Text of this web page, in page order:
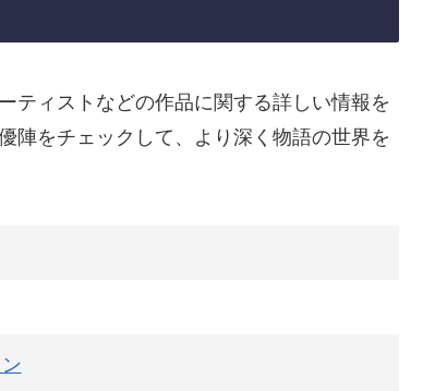
ティストなどの作品に関する詳しい情報を
陣をチェックして、より深く物語の世界を